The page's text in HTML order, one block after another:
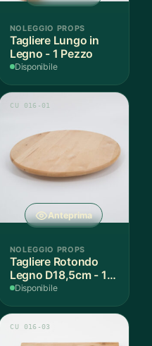
NOLEGGIO PROPS
Tagliere Lungo in
Legno - 1 Pezzo
Disponibile
Anteprima
CU 016-01
NOLEGGIO PROPS
Tagliere Rotondo
Legno D18,5cm - 1
Pezzo
Disponibile
CU 016-03